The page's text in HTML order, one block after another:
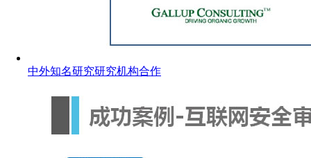
中外知名研究研究机构合作